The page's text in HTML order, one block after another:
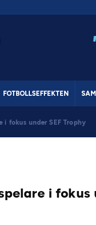
FOTBOLLSEFFEKTEN
i fokus under SEF Trophy
i fokus